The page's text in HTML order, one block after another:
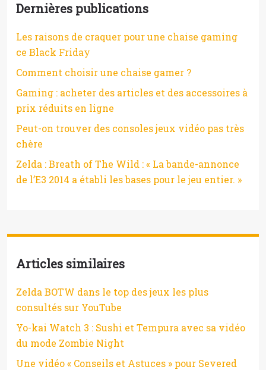
Dernières publications
Les raisons de craquer pour une chaise gaming
ce Black Friday
Comment choisir une chaise gamer ?
Gaming : acheter des articles et des accessoires à
prix réduits en ligne
Peut-on trouver des consoles jeux vidéo pas très
chère
Zelda : Breath of The Wild : « La bande-annonce
de l’E3 2014 a établi les bases pour le jeu entier. »
Articles similaires
Zelda BOTW dans le top des jeux les plus
consultés sur YouTube
Yo-kai Watch 3 : Sushi et Tempura avec sa vidéo
du mode Zombie Night
Une vidéo « Conseils et Astuces » pour Severed